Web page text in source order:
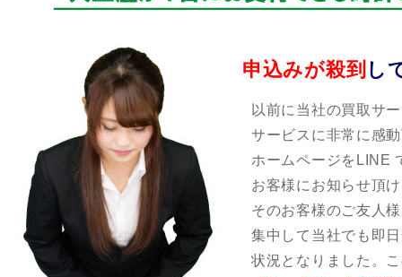
申込みが殺到 し
以前に当社の買取サ
サービスに非常に感
ホームページをLINE
お客様にお知らせ頂
そのお客様のご友人
集中して当社でも即
状況となりました。